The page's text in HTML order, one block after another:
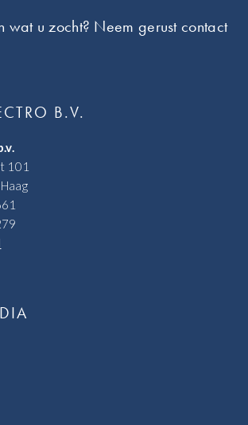
wat u zocht? Neem gerust contact
B.V.
101